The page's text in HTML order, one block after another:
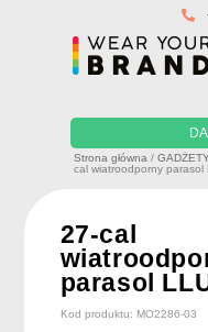
Strona główna /GADŻETY
cal wiatroodporny parasol
27-cal
parasol
Kod produktu: MO2286-03